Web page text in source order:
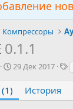
Компрессоры
0.1.1
Д
а
29 Дек 2017
Т
и
История